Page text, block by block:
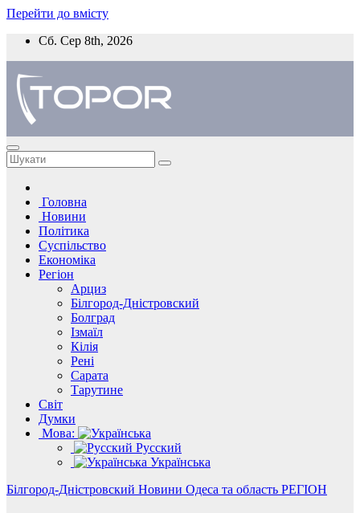
Перейти до вмісту
Сб. Сер 8th, 2026
Головна
Новини
Політика
Суспільство
Економіка
Регіон
Арциз
Білгород-Дністровский
Болград
Ізмаїл
Кілія
Рені
Сарата
Тарутине
Світ
Думки
Мова:
Русский
Українська
Білгород-Дністровский Новини Одеса та область РЕГІОН